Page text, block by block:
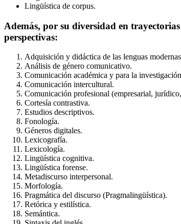
Lingüística de corpus.
Además, por su diversidad en
perspectivas:
Adquisición y didáctica de las lenguas
Análisis de género comunicativo.
Comunicación académica y para la
Comunicación intercultural.
Comunicación profesional (empresarial,
Cortesía contrastiva.
Estudios descriptivos.
Fonología.
Géneros digitales.
Lexicografía.
Lexicología.
Lingüística cognitiva.
Lingüística forense.
Metadiscurso interpersonal.
Morfología.
Pragmática del discurso (Pragmalingüística).
Retórica y estilística.
Semántica.